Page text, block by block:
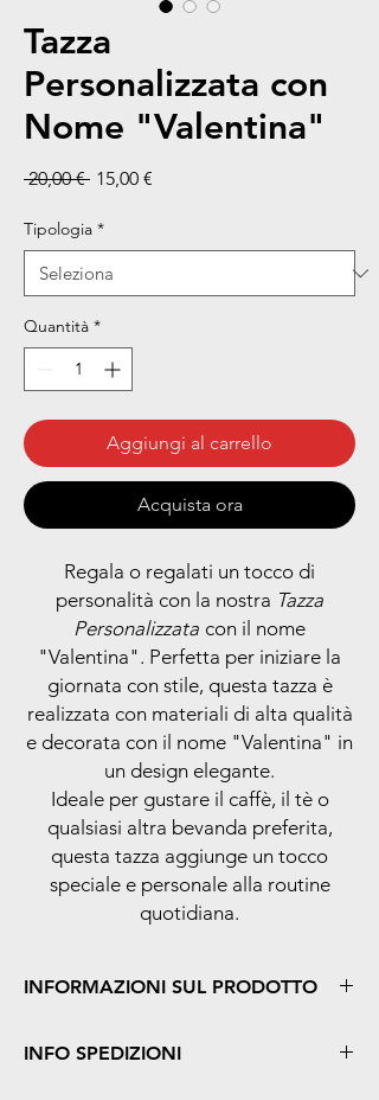
Tazza
Personalizzata con
Nome "Valentina"
20,00 € Prezzo regolare
15,00 €
Tipologia *
Quantità *
Aggiungi al carrello
Acquista ora
Regala o regalati un tocco di
personalità con la nostra Tazza
Personalizzata con il nome
"Valentina". Perfetta per iniziare la
giornata con stile, questa tazza è
realizzata con materiali di alta qualità
e decorata con il nome "Valentina" in
un design elegante.
Ideale per gustare il caffè, il tè o
qualsiasi altra bevanda preferita,
questa tazza aggiunge un tocco
speciale e personale alla routine
quotidiana.
INFORMAZIONI SUL PRODOTTO
Nome "Valentina" stampato sul davanti
INFO SPEDIZIONI